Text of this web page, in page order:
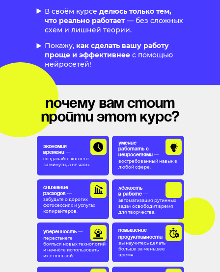
В своём курсе делюсь только тем,
что реально работает— без сложных
схем и лишней теории.
Покажу, как сделать вашу работу
проще и эффективнее с помощью
нейросетей!
Экономия
времени —
создавайте контент
за минуты, а не часы.
Уверенность —
перестанете
бояться новых технологий
и начнёте использовать
их с пользой.
Почему вам стоит
пройти этот курс?
Снижение
расходов —
забудьте о дорогих
фотосессиях и услугах
копирайтеров.
Умение
работать с
нейросетями —
востребованный навык в
любой сфере.
Повышение
продуктивности
вы научитесь делать
больше за меньшее
время.
Лёгкость
в работе —
автоматизация рутинных
задач освободит время
для творчества.